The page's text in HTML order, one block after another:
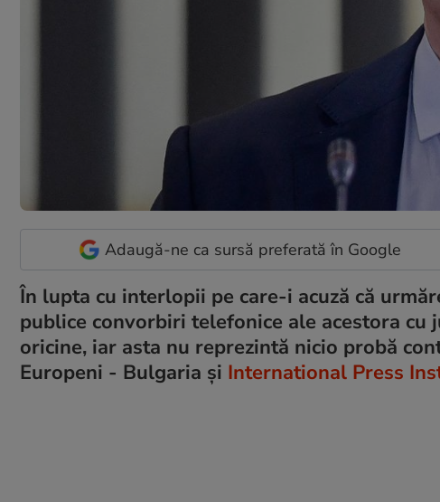
Adaugă-ne ca sursă preferată în Google
În lupta cu interlopii pe care-i acuză că
publice convorbiri telefonice ale acestora
oricine, iar asta nu reprezintă nicio probă
Europeni - Bulgaria și International Press